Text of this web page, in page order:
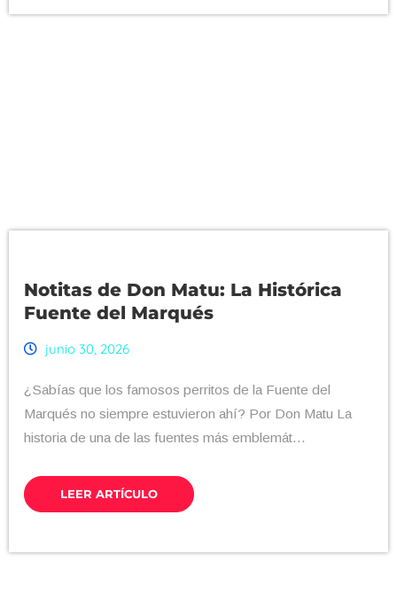
Notitas de Don Matu: La Histórica
Fuente del Marqués
junio 30, 2026
¿Sabías que los famosos perritos de la Fuente del
Marqués no siempre estuvieron ahí? Por Don Matu La
historia de una de las fuentes más emblemát...
LEER ARTÍCULO